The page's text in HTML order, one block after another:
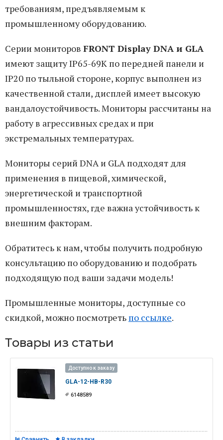
требованиям, предъявляемым к
промышленному оборудованию.
Серии мониторов FRONT Display DNA и GLA
имеют защиту IP65-69К по передней панели и
IP20 по тыльной стороне, корпус выполнен из
качественной стали, дисплей имеет высокую
вандалоустойчивость. Мониторы рассчитаны на
работу в агрессивных средах и при
экстремальных температурах.
Мониторы серий DNA и GLA подходят для
применения в пищевой, химической,
энергетической и транспортной
промышленностях, где важна устойчивость к
внешним факторам.
Обратитесь к нам, чтобы получить подробную
консультацию по оборудованию и подобрать
подходящую под ваши задачи модель!
Промышленные мониторы, доступные со
скидкой, можно посмотреть по ссылке.
Товары из статьи
Доступно к заказу
GLA-12-HB-R30
6148589